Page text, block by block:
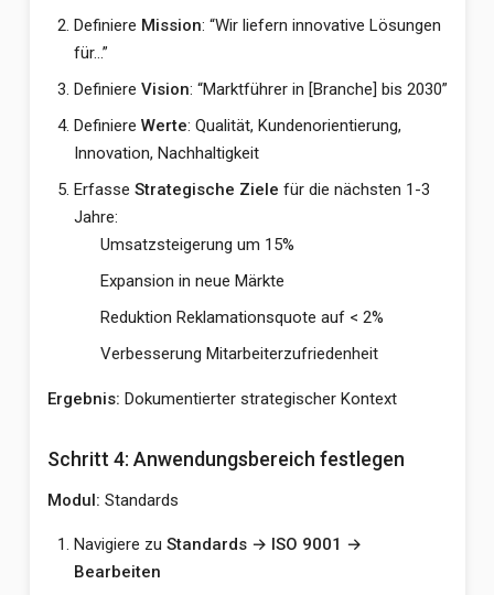
Definiere Mission: “Wir liefern innovative Lösungen
für…”
Definiere Vision: “Marktführer in [Branche] bis 2030”
Definiere Werte: Qualität, Kundenorientierung,
Innovation, Nachhaltigkeit
Erfasse Strategische Ziele für die nächsten 1-3
Jahre:
Umsatzsteigerung um 15%
Expansion in neue Märkte
Reduktion Reklamationsquote auf < 2%
Verbesserung Mitarbeiterzufriedenheit
Ergebnis: Dokumentierter strategischer Kontext
Schritt 4: Anwendungsbereich festlegen
Modul: Standards
Navigiere zu Standards → ISO 9001 →
Bearbeiten